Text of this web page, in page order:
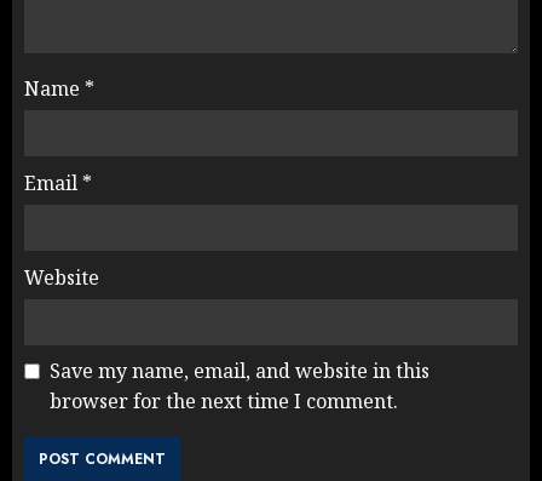
Name *
Email *
Website
Save my name, email, and website in this
browser for the next time I comment.
NEET महाघोटाले पर Rahul Gandhi